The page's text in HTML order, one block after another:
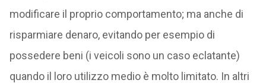
modificare il proprio comportamento; ma anche di
risparmiare denaro, evitando per esempio di
possedere beni (i veicoli sono un caso eclatante)
quando il loro utilizzo medio è molto limitato. In altri